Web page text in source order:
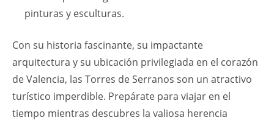
pinturas y esculturas.
Con su historia fascinante, su impactante
arquitectura y su ubicación privilegiada en el corazón
de Valencia, las Torres de Serranos son un atractivo
turístico imperdible. Prepárate para viajar en el
tiempo mientras descubres la valiosa herencia